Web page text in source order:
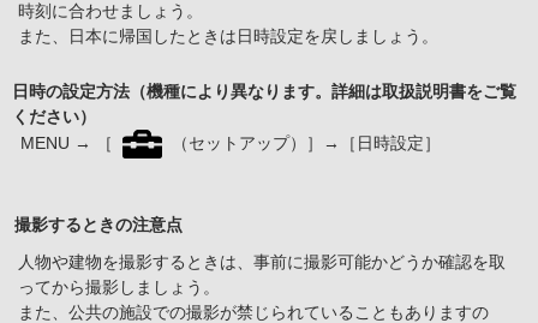
時刻に合わせましょう。
また、日本に帰国したときは日時設定を戻しましょう。
日時の設定方法（機種により異なります。詳細は取扱説明書をご覧
ください）
MENU → ［
（セットアップ）］→［日時設定］
撮影するときの注意点
人物や建物を撮影するときは、事前に撮影可能かどうか確認を取
ってから撮影しましょう。
また、公共の施設での撮影が禁じられていることもありますの